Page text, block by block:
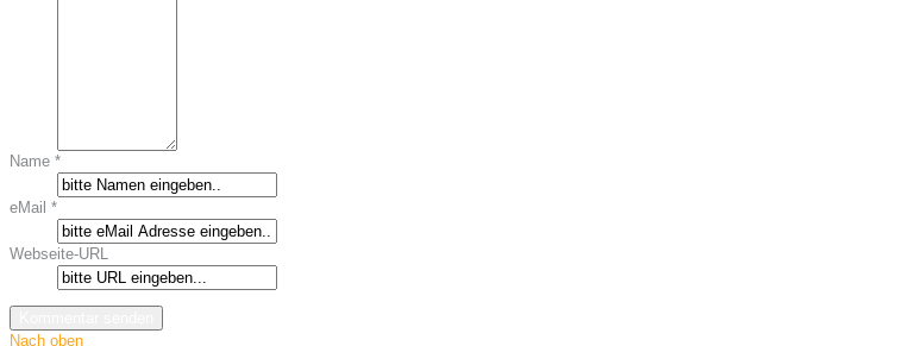
Name *
eMail *
Webseite-URL
Nach oben